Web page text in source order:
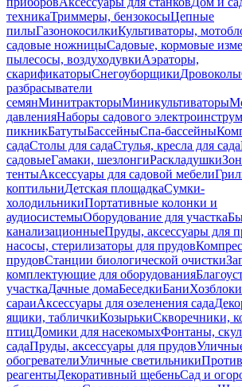
техникаТриммеры, бензокосыЦепные
пилыГазонокосилкиКультиваторы,
садовые ножницыСадовые, кормовые
пылесосы, воздуходувкиАэраторы,
скарификаторыСнегоуборщикиДровоколы
разбрасыватели
семянМинитракторыМиникультиваторы
давленияНаборы садового
пикникБатутыБассейныСпа-бассейны
садаСтолы для садаСтулья, кресла для сада
садовыеГамаки, шезлонгиРаскладушки
тентыАксессуары для садовой мебели
коптильниДетская площадкаСумки-
холодильникиПортативные колонки и
аудиосистемыОборудование для участка
канализационныеПруды, аксессуары для
насосы, стерилизаторы для прудов
прудовСтанции биологической очистки
комплектующие для оборудования
участкаДачные домаБеседкиБани
сараиАксессуары для озеленения сада
ящики, табличкиКозырькиСкворечники,
птицДомики для насекомыхФонтаны,
садаПруды, аксессуары для прудов
обогревателиУличные светильники
реагентыДекоративный щебеньСад и